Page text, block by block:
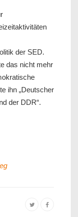
der SED.
das nicht mehr
ihn „Deutscher
der DDR“.